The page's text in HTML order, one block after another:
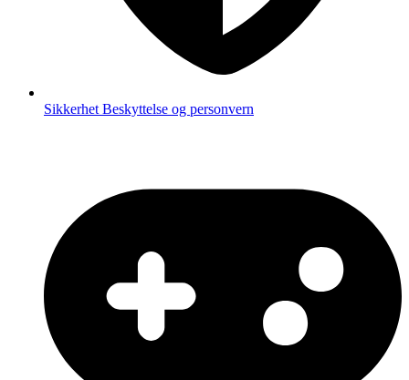
Sikkerhet Beskyttelse og personvern